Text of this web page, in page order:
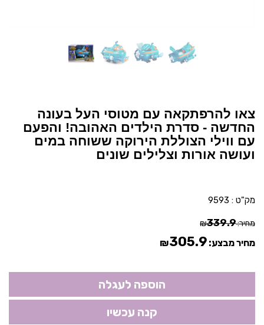
צאו להרפתקאה עם מטוסי העל בעונה
החדשה - סדרת הילדים האהובה! והפעם
עם ווילי הצוללת הירוקה ששוחה במים
ועושה אורות וצלילים שונים​
מק"ט : 9593
מחיר: ₪339.9
מחיר מבצע: ₪305.9